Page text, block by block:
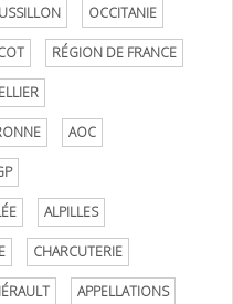
OCCITANIE
RÉGION DE FRANCE
AOC
ALPILLES
CHARCUTERIE
APPELLATIONS